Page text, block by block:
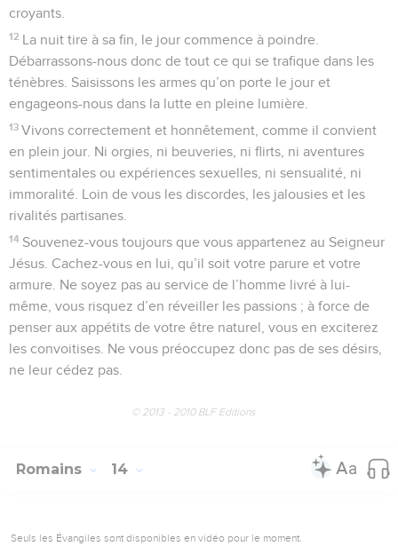
croyants.
12 La nuit tire à sa fin, le jour commence à poindre.
Débarrassons-nous donc de tout ce qui se trafique dans les
ténèbres. Saisissons les armes qu’on porte le jour et
engageons-nous dans la lutte en pleine lumière.
13 Vivons correctement et honnêtement, comme il convient
en plein jour. Ni orgies, ni beuveries, ni flirts, ni aventures
sentimentales ou expériences sexuelles, ni sensualité, ni
immoralité. Loin de vous les discordes, les jalousies et les
rivalités partisanes.
14 Souvenez-vous toujours que vous appartenez au Seigneur
Jésus. Cachez-vous en lui, qu’il soit votre parure et votre
armure. Ne soyez pas au service de l’homme livré à lui-
même, vous risquez d’en réveiller les passions ; à force de
penser aux appétits de votre être naturel, vous en exciterez
les convoitises. Ne vous préoccupez donc pas de ses désirs,
ne leur cédez pas.
© 2013 - 2010 BLF Editions
Romains 14
Seuls les Évangiles sont disponibles en vidéo pour le moment.